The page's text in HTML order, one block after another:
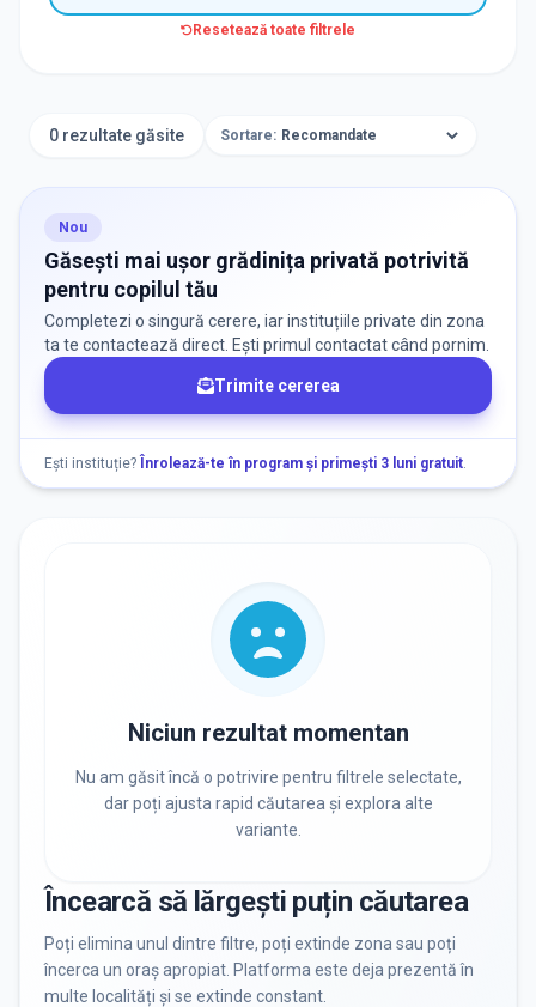
Resetează toate filtrele
Nu există informații despre locuri libere
Resetează filtrele
0 rezultate găsite Sortare:
Nou
Găsești mai ușor grădinița privată potrivită
pentru copilul tău
Completezi o singură cerere, iar instituțiile private din zona
ta te contactează direct. Ești primul contactat când pornim.
Trimite cererea
Ești instituție? Înrolează-te în program și primești 3 luni gratuit.
Niciun rezultat momentan
Nu am găsit încă o potrivire pentru filtrele selectate,
dar poți ajusta rapid căutarea și explora alte
variante.
Încearcă să lărgești puțin căutarea
Poți elimina unul dintre filtre, poți extinde zona sau poți
încerca un oraș apropiat. Platforma este deja prezentă în
multe localități și se extinde constant.